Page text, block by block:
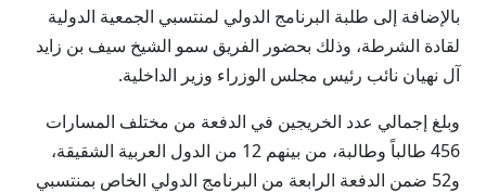
بالإضافة إلى طلبة البرنامج الدولي لمنتسبي الجمعية الدولية
لقادة الشرطة، وذلك بحضور الفريق سمو الشيخ سيف بن زايد
آل نهيان نائب رئيس مجلس الوزراء وزير الداخلية.
وبلغ إجمالي عدد الخريجين في الدفعة من مختلف المسارات
456 طالباً وطالبة، من بينهم 12 من الدول العربية الشقيقة،
و52 ضمن الدفعة الرابعة من البرنامج الدولي الخاص بمنتسبي